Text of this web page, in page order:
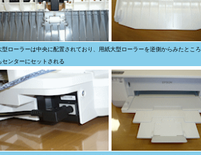
型ローラーは中央に配置されており、用紙
センターにセットされる
大型ローラーを逆側からみたところ